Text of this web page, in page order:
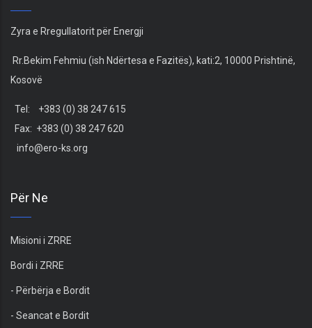
Zyra e Rregullatorit për Energji
Rr.Bekim Fehmiu (ish Ndërtesa e Fazitës), kati:2, 10000 Prishtinë,
Kosovë
Tel: +383 (0) 38 247 615
Fax: +383 (0) 38 247 620
info@ero-ks.org
Për Ne
Misioni i ZRRE
Bordi i ZRRE
- Përbërja e Bordit
- Seancat e Bordit